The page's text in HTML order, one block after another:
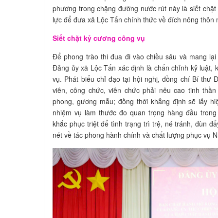
phương trong chặng đường nước rút này là siết
lực để đưa xã Lộc Tấn chính thức về đích nông
Siết chặt kỷ cương công vụ
Để phong trào thi đua đi vào chiều sâu và mang
Đảng ủy xã Lộc Tấn xác định là chấn chỉnh kỷ luật,
vụ. Phát biểu chỉ đạo tại hội nghị, đồng chí Bí thư
viên, công chức, viên chức phải nêu cao tinh
phong, gương mẫu; đồng thời khẳng định sẽ lấy
nhiệm vụ làm thước đo quan trọng hàng đầu
khắc phục triệt để tình trạng trì trệ, né tránh, đùn
nét về tác phong hành chính và chất lượng phục vụ